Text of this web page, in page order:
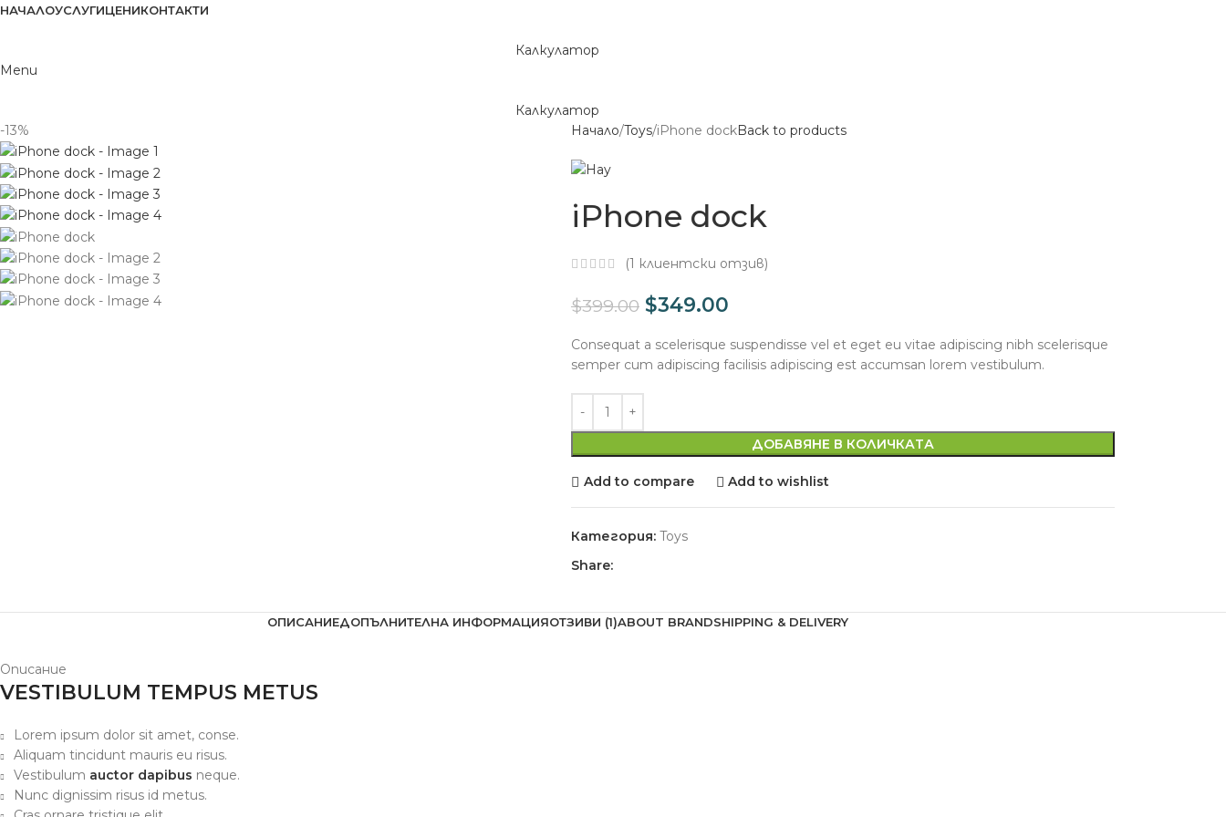
НАЧАЛОУСЛУГИЦЕНИКОНТАКТИ
Калкулатор
Menu
Калкулатор
-13%
Начало Toys iPhone dockBack to products
iPhone dock
(1 клиентски отзив)
$399.00 $349.00
Consequat a scelerisque suspendisse vel et eget eu vitae adipiscing nibh scelerisque
semper cum adipiscing facilisis adipiscing est accumsan lorem vestibulum.
ДОБАВЯНЕ В КОЛИЧКАТА
Add to compare Add to wishlist
Категория: Toys
Share:
ОПИСАНИЕДОПЪЛНИТЕЛНА ИНФОРМАЦИЯОТЗИВИ (1)ABOUT BRANDSHIPPING & DELIVERY
Описание
VESTIBULUM TEMPUS METUS
Lorem ipsum dolor sit amet, conse.
Aliquam tincidunt mauris eu risus.
Vestibulum auctor dapibus neque.
Nunc dignissim risus id metus.